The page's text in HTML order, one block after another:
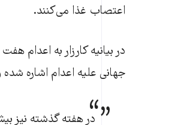
اعتصاب غذا می‌کنند.
در بیانیه کارزار به اعدام
جهانی علیه اعدام اشاره